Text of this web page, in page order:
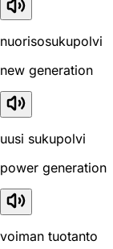
nuorisosukupolvi
new generation
uusi sukupolvi
power generation
voiman tuotanto